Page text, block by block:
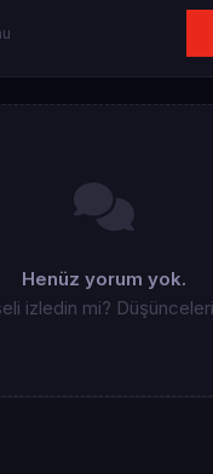
Henüz yorum yok.
izledin mi?